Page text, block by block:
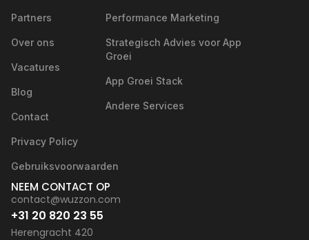
Partners
Over ons
Vacatures
Blog
Contact
Privacy Policy
Gebruiksvoorwaarden
Performance Marketing
Strategisch Advies voor App
Groei
App Groei Stack
Andere Services
NEEM CONTACT OP
contact@wuzzon.com
+31 20 820 23 55
Herengracht 420